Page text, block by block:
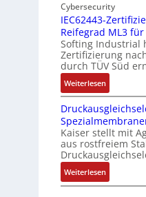
d
u
t
r
i
e
-
P
C
l
ä
s
s
b
i
f
u
n
k
m
o
d
u
l
e
b
r
Cybersecurity
IEC62443-
Reifegrad ML3
Softing Industrial
Zertifizierung
durch TÜV Süd
Weiterlesen:
I
E
C
6
2
4
4
3
Kaiser stellt mit
aus rostfreiem
Weiterlesen:
D